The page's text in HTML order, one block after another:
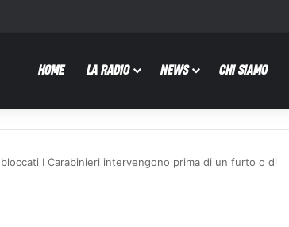
HOME LA RADIO NEWS CHI SIAMO
I Carabinieri intervengono prima di un furto o di